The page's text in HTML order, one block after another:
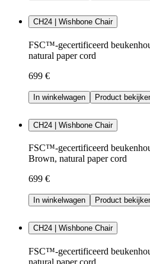
CH24 | Wishbone Chair
FSC™-gecertificeerd
natural paper cord
699 €
In winkelwagen Product
CH24 | Wishbone Chair
FSC™-gecertificeerd
Brown, natural paper cord
699 €
In winkelwagen Product
CH24 | Wishbone Chair
FSC™-gecertificeerd